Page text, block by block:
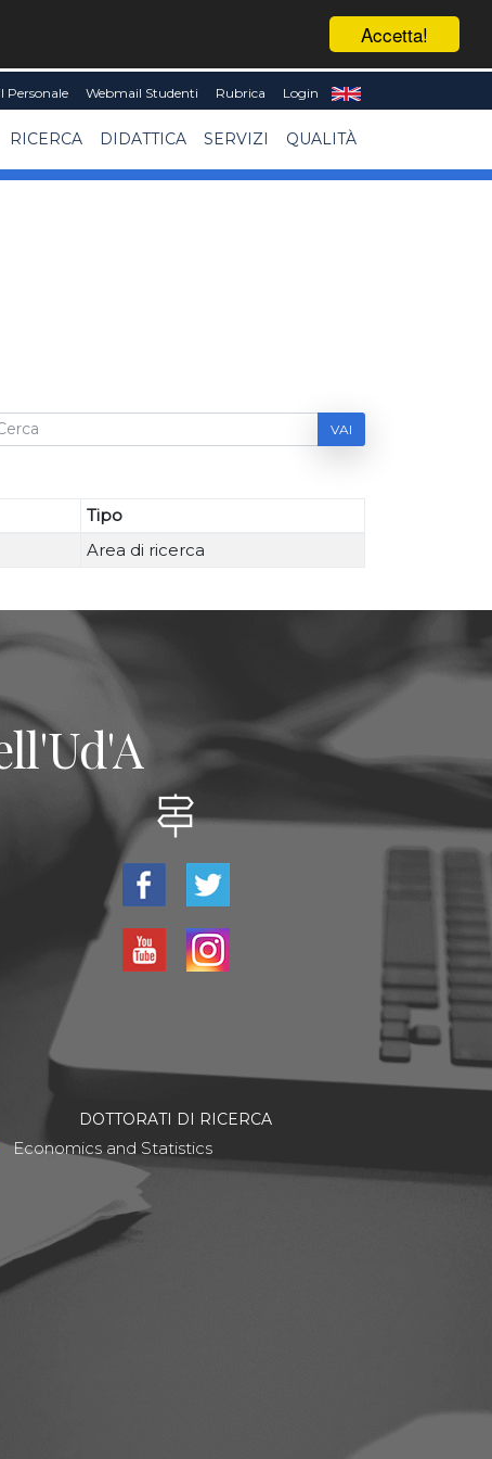
Accetta!
Personale Webmail Studenti Rubrica Login
RICERCA DIDATTICA SERVIZI QUALITÀ
VAI
Tipo
Area di ricerca
DOTTORATI DI RICERCA
Economics and Statistics